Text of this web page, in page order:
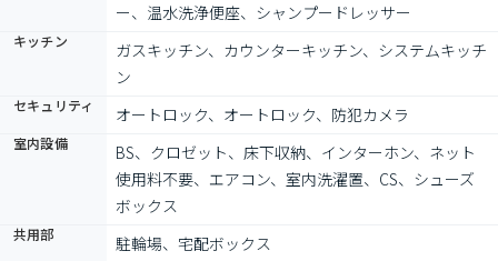
ー、温水洗浄便座、シャンプードレッサー
キッチン
ガスキッチン、カウンターキッチン、システムキッチ
ン
セキュリティ オートロック、オートロック、防犯カメラ
室内設備
BS、クロゼット、床下収納、インターホン、ネット
使用料不要、エアコン、室内洗濯置、CS、シューズ
ボックス
共用部 駐輪場、宅配ボックス